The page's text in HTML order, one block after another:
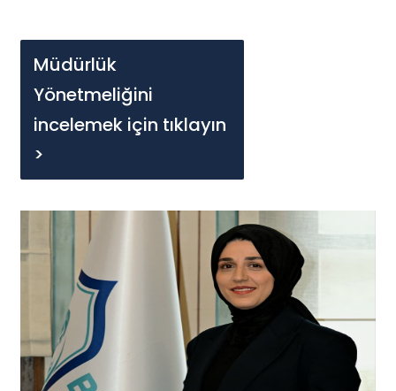
Müdürlük
Yönetmeliğini
incelemek için tıklayın
>